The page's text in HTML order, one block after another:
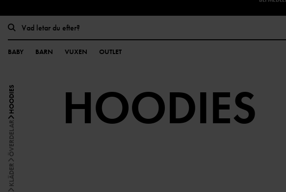
BABY BARN VUXEN OUTLET
KLÄDER
ÖVERDELAR
HOODIES HOODIES